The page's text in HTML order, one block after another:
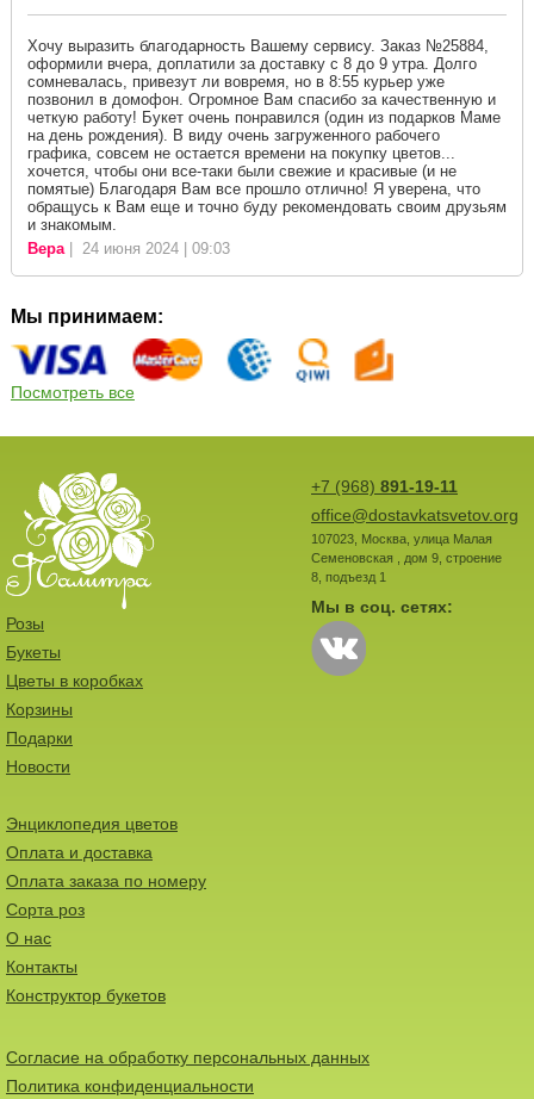
Хочу выразить благодарность Вашему сервису. Заказ №25884,
оформили вчера, доплатили за доставку с 8 до 9 утра. Долго
сомневалась, привезут ли вовремя, но в 8:55 курьер уже
позвонил в домофон. Огромное Вам спасибо за качественную и
четкую работу! Букет очень понравился (один из подарков Маме
на день рождения). В виду очень загруженного рабочего
графика, совсем не остается времени на покупку цветов...
хочется, чтобы они все-таки были свежие и красивые (и не
помятые) Благодаря Вам все прошло отлично! Я уверена, что
обращусь к Вам еще и точно буду рекомендовать своим друзьям
и знакомым.
Вера| 24 июня 2024 | 09:03
Мы принимаем:
Посмотреть все
+7 (968) 891-19-11
office@dostavkatsvetov.org
107023, Москва, улица Малая
Семеновская , дом 9, строение
8, подъезд 1
Мы в соц. сетях:
Розы
Букеты
Цветы в коробках
Корзины
Подарки
Новости
Энциклопедия цветов
Оплата и доставка
Оплата заказа по номеру
Сорта роз
О нас
Контакты
Конструктор букетов
Согласие на обработку персональных данных
Политика конфиденциальности